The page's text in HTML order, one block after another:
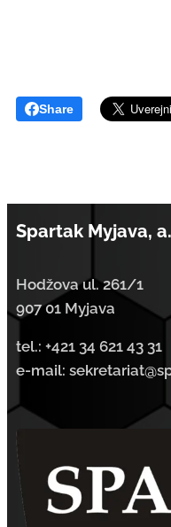
Share
Spartak Myjava,
Hodžova ul. 261/1
907 01 Myjava
tel.: +421 34 621 43 31
e-mail: